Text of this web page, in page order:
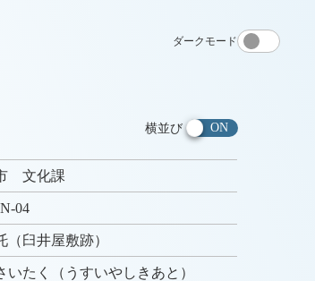
ダークモード
横並び
文化課
04
（臼井屋敷跡）
いたく（うすいやしきあと）